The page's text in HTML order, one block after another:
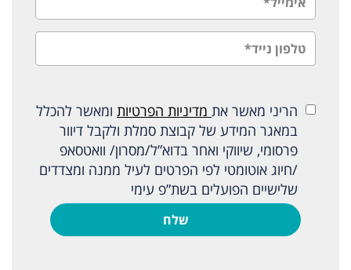
הריני מאשר את מדיניות הפרטיות ומאשר להכלל
במאגר המידע של קבוצת סמלת ולקבל דיוור
פרסומי, שיווקי ואחר בדוא”ל/מסרון/ וואטסאפ
/חיוג אוטומטי לפי הפרטים לעיל ממנה ומצדדים
שלישיים הפועלים בשת”פ עימי
שלח